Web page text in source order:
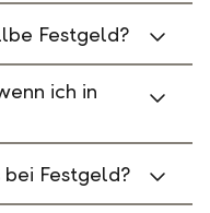
Festgeld?
ich in
Festgeld?